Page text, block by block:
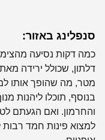
סנפלינג באזור:
כמה דקות נסיעה
מטר, מה שהופך אותו
בנוסף, תוכלו ליהנות
והחרמון. ואם הגעתם
למצוא פינות חמד רבות